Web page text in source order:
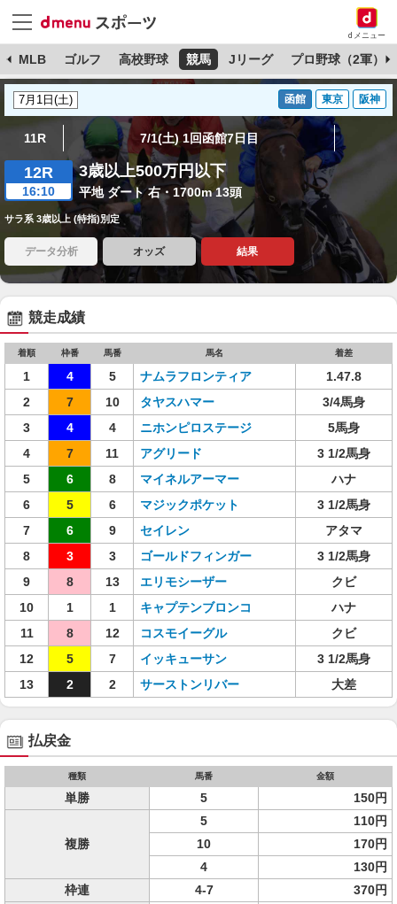
dメニュー
MLB ゴルフ 高校野球 競馬 Jリーグ プロ野球（2軍）
函館 東京 阪神
11R 7/1(土) 1回函館7日目
12R
16:10
3歳以上500万円以下
平地 ダート 右・1700m 13頭
サラ系 3歳以上 (特指)別定
データ分析 オッズ 結果
競走成績
着順 枠番 馬番 馬名 着差
1 4 5 ナムラフロンティア
1.47.8
2
7 10 タヤスハマー
3/4馬身
3
4 4 ニホンピロステージ
5馬身
4
7 11 アグリード
3 1/2馬身
5
6 8 マイネルアーマー
ハナ
6
5 6 マジックポケット
3 1/2馬身
7
6 9 セイレン
アタマ
8
3 3 ゴールドフィンガー
3 1/2馬身
9
8 13 エリモシーザー
クビ
10
1 1 キャプテンブロンコ
ハナ
11
8 12 コスモイーグル
クビ
12
5 7 イッキューサン
3 1/2馬身
13
2 2 サーストンリバー 大差
払戻金
種類 馬番 金額
単勝 5 150円
複勝
5
110円
10
170円
4
130円
枠連
4-7
370円